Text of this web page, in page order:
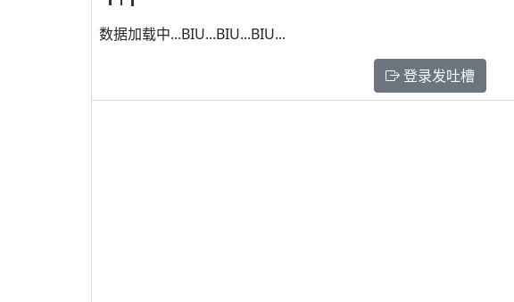
数据加载中...BIU...BIU...BIU...
登录发吐槽